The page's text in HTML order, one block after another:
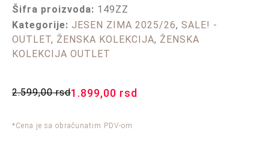
Šifra proizvoda: 149ZZ
Kategorije: JESEN ZIMA 2025/26, SALE! -
OUTLET, ŽENSKA KOLEKCIJA, ŽENSKA
KOLEKCIJA OUTLET
2.599,00rsd1.899,00 rsd
*Cena je sa obračunatim PDV-om